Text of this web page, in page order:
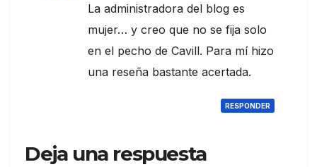
La administradora del blog es
mujer… y creo que no se fija solo
en el pecho de Cavill. Para mí hizo
una reseña bastante acertada.
RESPONDER
Deja una respuesta